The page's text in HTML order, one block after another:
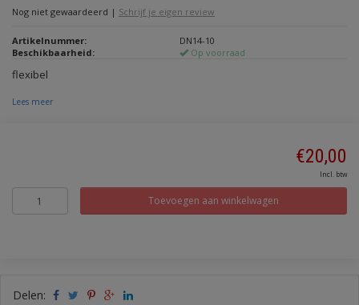
Nog niet gewaardeerd | Schrijf je eigen review
Artikelnummer:
DN14-10
Beschikbaarheid:
Op voorraad
flexibel
Lees meer
€20,00
Incl. btw
Toevoegen aan winkelwagen
Delen: